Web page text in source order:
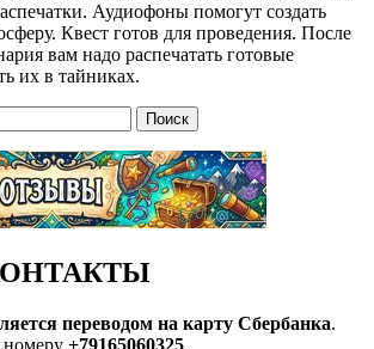
Аудиофоны помогут создать
Квест готов для проведения. После
вам надо распечатать готовые
их в тайниках.
Поиск
переводом на карту Сбербанка.